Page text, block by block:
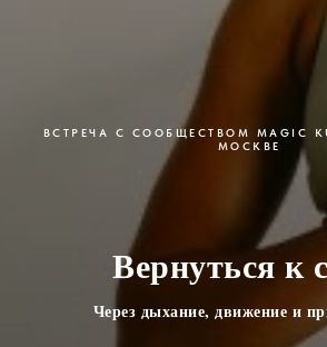
ВСТРЕЧА С СООБЩЕСТВОМ MAGIC
МОСКВЕ
Вернуться к
Через дыхание, движение и